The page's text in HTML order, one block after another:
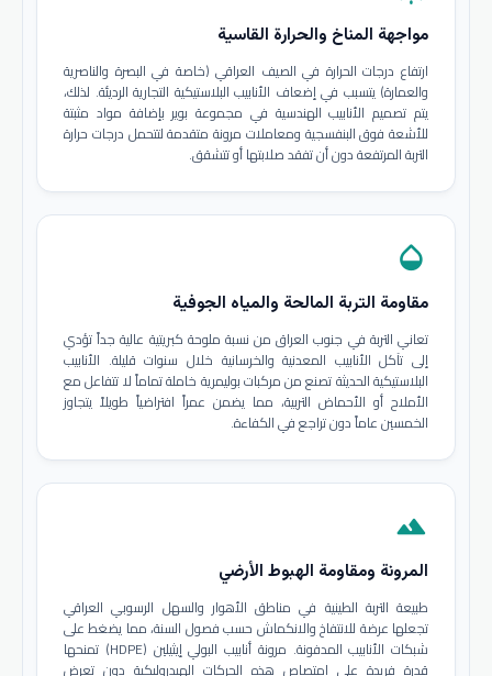
مواجهة المناخ والحرارة القاسية
ارتفاع درجات الحرارة في الصيف العراقي (خاصة في البصرة والناصرية
والعمارة) يتسبب في إضعاف الأنابيب البلاستيكية التجارية الرديئة. لذلك،
يتم تصميم الأنابيب الهندسية في مجموعة بوير بإضافة مواد مثبتة
للأشعة فوق البنفسجية ومعاملات مرونة متقدمة لتتحمل درجات حرارة
التربة المرتفعة دون أن تفقد صلابتها أو تتشقق.
opacity
مقاومة التربة المالحة والمياه الجوفية
تعاني التربة في جنوب العراق من نسبة ملوحة كبريتية عالية جداً تؤدي
إلى تآكل الأنابيب المعدنية والخرسانية خلال سنوات قليلة. الأنابيب
البلاستيكية الحديثة تصنع من مركبات بوليمرية خاملة تماماً لا تتفاعل مع
الأملاح أو الأحماض التربية، مما يضمن عمراً افتراضياً طويلاً يتجاوز
الخمسين عاماً دون تراجع في الكفاءة.
terrain
المرونة ومقاومة الهبوط الأرضي
طبيعة التربة الطينية في مناطق الأهوار والسهل الرسوبي العراقي
تجعلها عرضة للانتفاخ والانكماش حسب فصول السنة، مما يضغط على
شبكات الأنابيب المدفونة. مرونة أنابيب البولي إيثيلين (HDPE) تمنحها
قدرة فريدة على امتصاص هذه الحركات الهيدروليكية دون تعرض